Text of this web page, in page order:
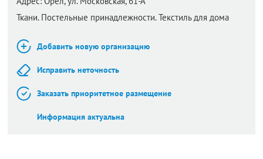
Ткани. Постельные принадлежности. Текстиль для дома
Добавить новую организацию
Исправить неточность
Заказать приоритетное размещение
Информация актуальна